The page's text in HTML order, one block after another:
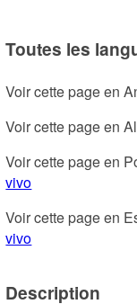
Toutes les
Voir cette page en
Voir cette page en
Voir cette page en
vivo
Voir cette page en
vivo
Description